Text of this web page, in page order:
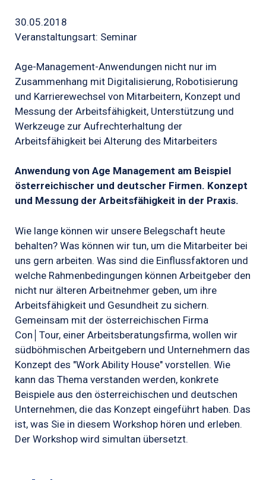
30.05.2018
Veranstaltungsart: Seminar
Age-Management-Anwendungen nicht nur im
Zusammenhang mit Digitalisierung, Robotisierung
und Karrierewechsel von Mitarbeitern, Konzept und
Messung der Arbeitsfähigkeit, Unterstützung und
Werkzeuge zur Aufrechterhaltung der
Arbeitsfähigkeit bei Alterung des Mitarbeiters
Anwendung von Age Management am Beispiel
österreichischer und deutscher Firmen. Konzept
und Messung der Arbeitsfähigkeit in der Praxis.
Wie lange können wir unsere Belegschaft heute
behalten? Was können wir tun, um die Mitarbeiter bei
uns gern arbeiten. Was sind die Einflussfaktoren und
welche Rahmenbedingungen können Arbeitgeber den
nicht nur älteren Arbeitnehmer geben, um ihre
Arbeitsfähigkeit und Gesundheit zu sichern.
Gemeinsam mit der österreichischen Firma
Con│Tour, einer Arbeitsberatungsfirma, wollen wir
südböhmischen Arbeitgebern und Unternehmern das
Konzept des "Work Ability House" vorstellen. Wie
kann das Thema verstanden werden, konkrete
Beispiele aus den österreichischen und deutschen
Unternehmen, die das Konzept eingeführt haben. Das
ist, was Sie in diesem Workshop hören und erleben.
Der Workshop wird simultan übersetzt.